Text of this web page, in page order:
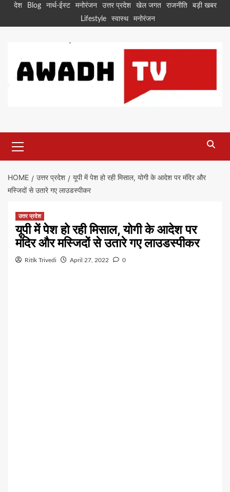
Skipदेश Blog नार्थ-ईस्ट मनोरंजन उत्तर प्रदेश खेल जगत राजनीति
बड़ी खबर
Lifestyle
स्वास्थ मनोरंजन
Menu
HOME उत्तर प्रदेश
यूपी में पेश हो रही मिसाल, योगी के आदेश पर मंदिर और
मस्जिदों से उतारे गए लाउडस्पीकर
उत्तर प्रदेश
यूपी में पेश हो रही मिसाल, योगी के आदेश पर
मंदिर और मस्जिदों से उतारे गए लाउडस्पीकर
Ritik Trivedi April 27, 2022 0